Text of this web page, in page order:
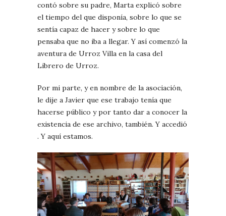
contó sobre su padre, Marta explicó sobre
el tiempo del que disponía, sobre lo que se
sentía capaz de hacer y sobre lo que
pensaba que no iba a llegar. Y así comenzó la
aventura de Urroz Villa en la casa del
Librero de Urroz.
Por mi parte, y en nombre de la asociación,
le dije a Javier que ese trabajo tenía que
hacerse público y por tanto dar a conocer la
existencia de ese archivo, también. Y accedió
. Y aquí estamos.